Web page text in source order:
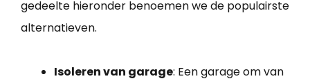
gedeelte hieronder benoemen we de populairste
alternatieven.
Isoleren van garage: Een garage om van